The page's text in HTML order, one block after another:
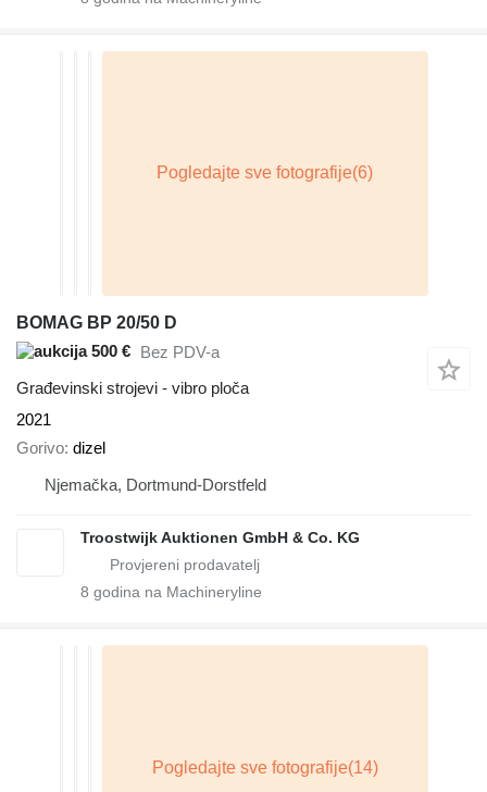
BOMAG BP 20/50 D
500 € Bez PDV-a
Građevinski strojevi - vibro ploča
2021
Gorivo dizel
Njemačka, Dortmund-Dorstfeld
Troostwijk Auktionen GmbH & Co. KG
8 godina na Machineryline